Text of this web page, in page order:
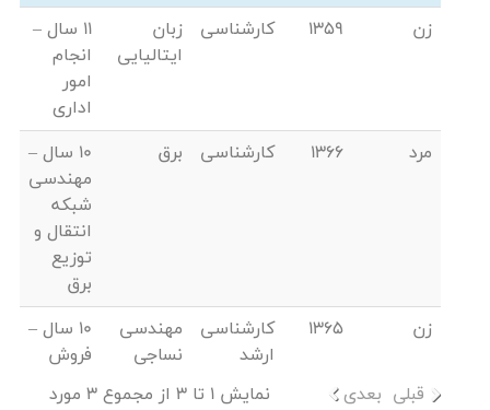
زن 1359 کارشناسی
زبان
ایتالیایی
11 سال –
انجام
امور
اداری
مرد
1366 کارشناسی برق
10 سال –
مهندسی
شبکه
انتقال و
توزیع
برق
زن
1365
کارشناسی
ارشد
مهندسی
نساجی
10 سال –
فروش
نمایش 1 تا 3 از مجموع 3 مورد
قبلی بعدی